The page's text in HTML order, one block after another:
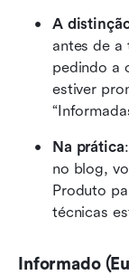
A
antes de a
pedindo a
estiver
Na prática
no blog,
Produto
técnicas
Informado